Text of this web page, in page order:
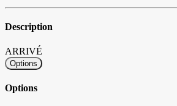
Description
ARRIVÉ
Options
Options